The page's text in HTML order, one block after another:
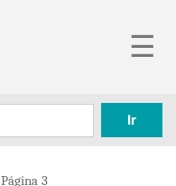
☰
Página 3